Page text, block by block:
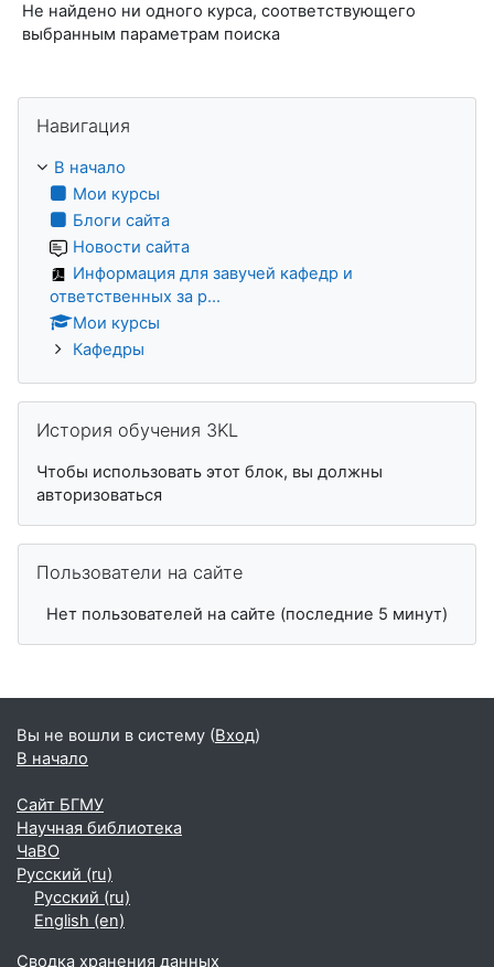
Не найдено ни одного курса, соответствующего
выбранным параметрам поиска
Навигация
В начало
Мои курсы
Блоги сайта
Новости сайта
Информация для завучей кафедр и
ответственных за р...
Мои курсы
Кафедры
История обучения 3KL
Чтобы использовать этот блок, вы должны
авторизоваться
Пользователи на сайте
Нет пользователей на сайте (последние 5 минут)
Вы не вошли в систему (Вход)
В начало
Сайт БГМУ
Научная библиотека
ЧаВО
Русский ‎(ru)‎
Русский ‎(ru)‎
English ‎(en)‎
Сводка хранения данных